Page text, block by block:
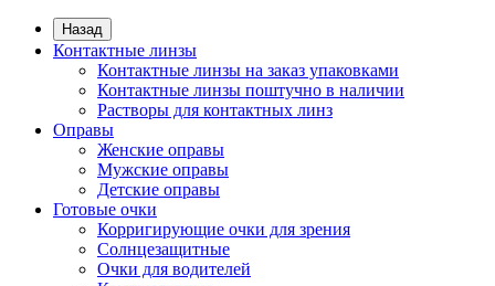
Назад
Контактные линзы
Контактные линзы на заказ упаковками
Контактные линзы поштучно в наличии
Растворы для контактных линз
Оправы
Женские оправы
Мужские оправы
Детские оправы
Готовые очки
Корригирующие очки для зрения
Солнцезащитные
Очки для водителей